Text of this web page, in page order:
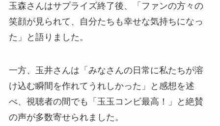
玉森さんはサプライズ終了後、「ファンの方々の
笑顔が見られて、自分たちも幸せな気持ちになっ
た」と語りました。
一方、玉井さんは「みなさんの日常に私たちが溶
け込む瞬間を作れてうれしかった」と感想を述
べ、視聴者の間でも「玉玉コンビ最高！」と絶賛
の声が多数寄せられました。